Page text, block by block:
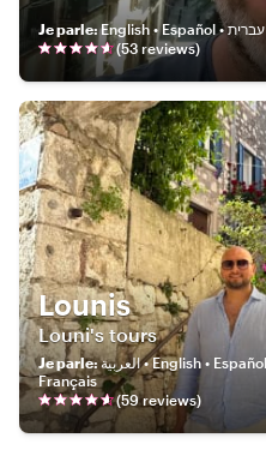
Je parle:
English • Español • עברית
(53reviews)
Lounis
Louni's tours
Je parle:العربية • English • Español •
Français
(59reviews)